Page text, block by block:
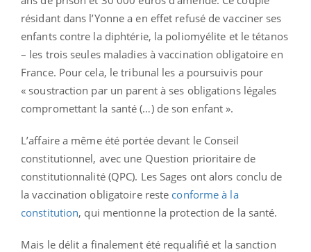
résidant dans l’Yonne a en effet refusé de vacciner ses
enfants contre la diphtérie, la poliomyélite et le tétanos
– les trois seules maladies à vaccination obligatoire en
France. Pour cela, le tribunal les a poursuivis pour
« soustraction par un parent à ses obligations légales
compromettant la santé (…) de son enfant ».
L’affaire a même été portée devant le Conseil
constitutionnel, avec une Question prioritaire de
constitutionnalité (QPC). Les Sages ont alors conclu de
la vaccination obligatoire reste conforme à la
constitution, qui mentionne la protection de la santé.
Mais le délit a finalement été requalifié et la sanction